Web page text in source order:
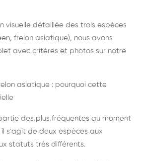
visuelle détaillée des trois espèces
frelon asiatique), nous avons
avec critères et photos sur notre
asiatique : pourquoi cette
des plus fréquentes au moment
s'agit de deux espèces aux
statuts très différents.